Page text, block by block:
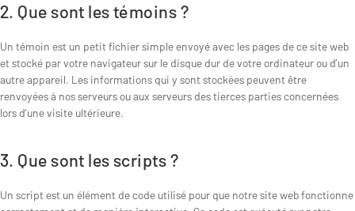
2. Que sont les témoins ?
Un témoin est un petit fichier simple envoyé avec les pages de ce site web
et stocké par votre navigateur sur le disque dur de votre ordinateur ou d’un
autre appareil. Les informations qui y sont stockées peuvent être
renvoyées à nos serveurs ou aux serveurs des tierces parties concernées
lors d’une visite ultérieure.
3. Que sont les scripts ?
Un script est un élément de code utilisé pour que notre site web fonctionne